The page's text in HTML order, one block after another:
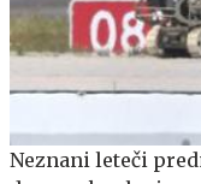
Neznani leteči